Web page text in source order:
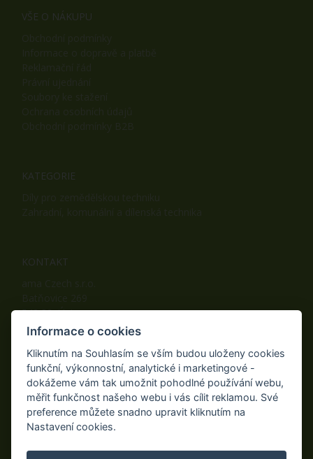
VŠE O NÁKUPU
KATEGORIE
KONTAKT
542 32, Úpice
Telefon: +420 498 100 050
Fax: +420 498 100 051
E-mail:info@ama-zahrada.cz
Web:www.ama-zahrada.cz
NAJDETE NÁS TAKÉ NA:
Informace o cookies
Kliknutím na Souhlasím se vším budou uloženy cookies
funkční, výkonnostní, analytické i marketingové -
dokážeme vám tak umožnit pohodlné používání webu,
měřit funkčnost našeho webu i vás cílit reklamou. Své
preference můžete snadno upravit kliknutím na
Nastavení cookies.